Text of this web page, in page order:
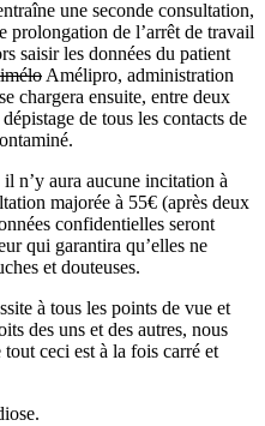
une seconde consultation,
prolongation de l’arrêt de travail
saisir les données du patient
Amélipro, administration
chargera ensuite, entre deux
de tous les contacts de
n’y aura aucune incitation à
majorée à 55€ (après deux
confidentielles seront
qui garantira qu’elles ne
et douteuses.
à tous les points de vue et
des uns et des autres, nous
ceci est à la fois carré et